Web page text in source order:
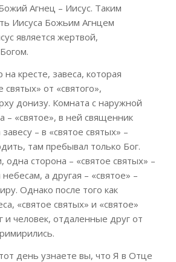
Агнец – Иисус. Таким
Иисуса Божьим Агнцем
является жертвой,
кресте, завеса, которая
святых» от «святого»,
донизу. Комната с наружной
– «святое», в ней священник
– в «святое святых» –
там пребывал только Бог.
одна сторона – «святое святых» –
а другая – «святое» –
Однако после того как
«святое святых» и «святое»
и человек, отдаленные друг от
день узнаете вы, что Я в Отце